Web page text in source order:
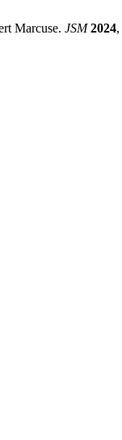
Marcuse. JSM 2024,